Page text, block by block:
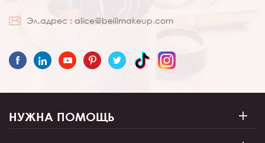
Эл.адрес : alice@beilimakeup.com
НУЖНА ПОМОЩЬ